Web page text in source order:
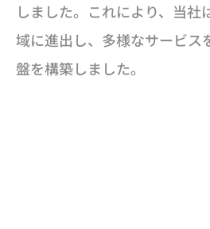
しました。これにより、当社
域に進出し、多様なサービス
盤を構築しました。